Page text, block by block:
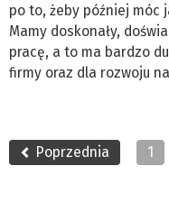
po to, żeby później móc
Mamy doskonały,
pracę, a to ma bardzo
firmy oraz dla
Poprzednia 1